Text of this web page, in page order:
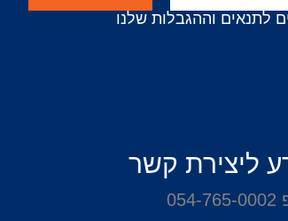
וההגבלות שלנו
ליצירת קשר